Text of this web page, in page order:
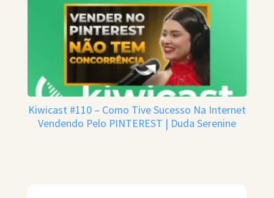
Kiwicast #110 – Como Tive Sucesso Na Internet
Vendendo Pelo PINTEREST | Duda Serenine